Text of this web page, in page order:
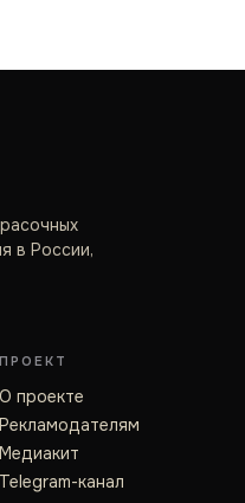
в России,
ПРОЕКТ
О проекте
Рекламодателям
Медиакит
Telegram-канал